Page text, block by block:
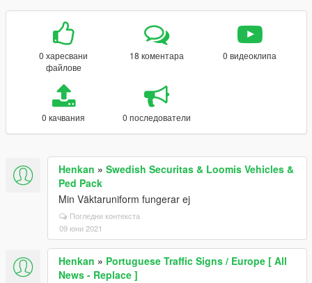
0 харесвани
файлове
18 коментара 0 видеоклипа
0 качвания 0 последователи
Henkan » Swedish Securitas & Loomis Vehicles &
Ped Pack
Min Väktaruniform fungerar ej
Погледни контекста
09 юни 2021
Henkan » Portuguese Traffic Signs / Europe [ All
News - Replace ]